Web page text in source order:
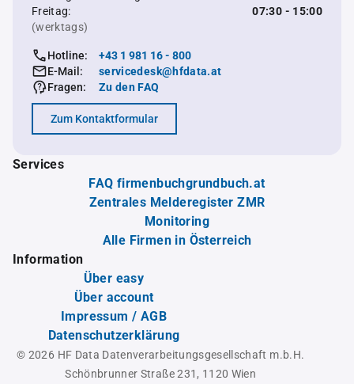
Freitag:
07:30 - 15:00
(werktags)
Hotline:
+43 1 981 16 - 800
E-Mail:
servicedesk@hfdata.at
Fragen:
Zu den FAQ
Zum Kontaktformular
Services
FAQ firmenbuchgrundbuch.at
Zentrales Melderegister ZMR
Monitoring
Alle Firmen in Österreich
Information
Über easy
Über account
Impressum / AGB
Datenschutzerklärung
© 2026 HF Data Datenverarbeitungsgesellschaft m.b.H.
Schönbrunner Straße 231, 1120 Wien